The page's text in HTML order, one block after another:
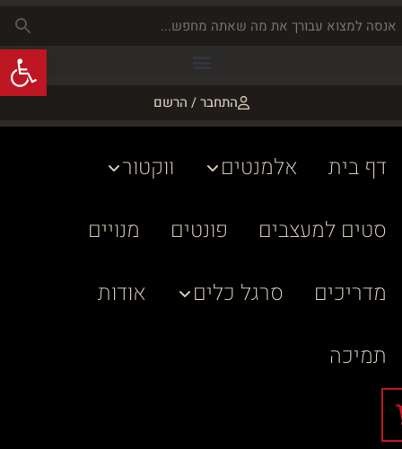
התחבר / הרשם
דף בית אלמנטים
ווקטור
סטים למעצבים
פונטים
מנויים
מדריכים
סרגל כלים
אודות
תמיכה